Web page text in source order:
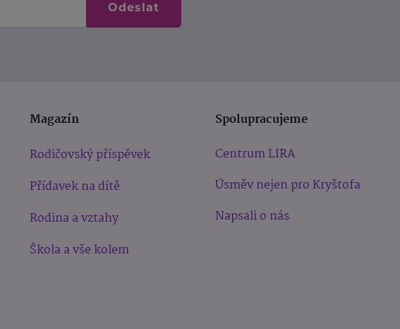
Odeslat
Magazín
Rodičovský příspěvek
Přídavek na dítě
Rodina a vztahy
Škola a vše kolem
Spolupracujeme
Centrum LIRA
Úsměv nejen pro Kryštofa
Napsali o nás